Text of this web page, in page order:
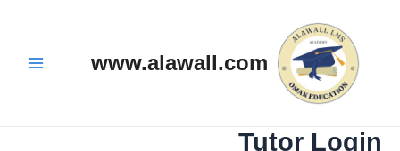
المحتوى
www.alawall.com
Tutor Login